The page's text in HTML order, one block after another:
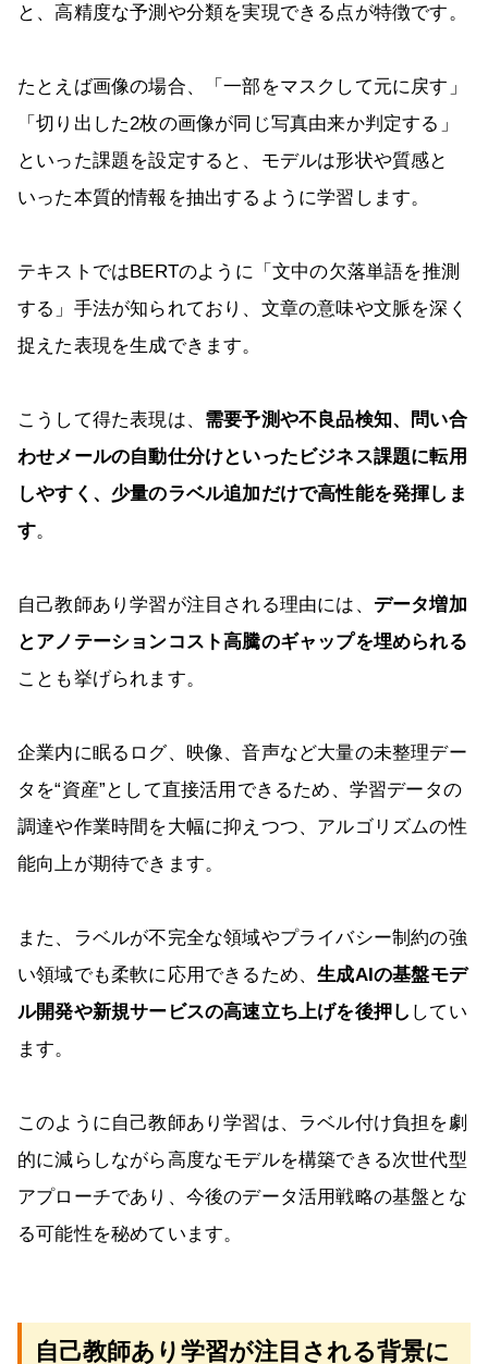
と、高精度な予測や分類を実現できる点が特徴です。
たとえば画像の場合、「一部をマスクして元に戻す」
「切り出した2枚の画像が同じ写真由来か判定する」
といった課題を設定すると、モデルは形状や質感と
いった本質的情報を抽出するように学習します。
テキストではBERTのように「文中の欠落単語を推測
する」手法が知られており、文章の意味や文脈を深く
捉えた表現を生成できます。
こうして得た表現は、 需要予測や不良品検知、問い合
わせメールの自動仕分けといったビジネス課題に転用
しやすく、少量のラベル追加だけで高性能を発揮しま
す。
自己教師あり学習が注目される理由には、 データ増加
とアノテーションコスト高騰のギャップを埋められる
ことも挙げられます。
企業内に眠るログ、映像、音声など大量の未整理デー
タを“資産”として直接活用できるため、学習データの
調達や作業時間を大幅に抑えつつ、アルゴリズムの性
能向上が期待できます。
また、ラベルが不完全な領域やプライバシー制約の強
い領域でも柔軟に応用できるため、生成AIの基盤モデ
ル開発や新規サービスの高速立ち上げを後押し してい
ます。
このように自己教師あり学習は、ラベル付け負担を劇
的に減らしながら高度なモデルを構築できる次世代型
アプローチであり、今後のデータ活用戦略の基盤とな
る可能性を秘めています。
自己教師あり学習が注目される背景に